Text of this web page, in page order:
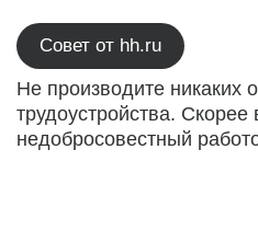
Совет от hh.ru
Не производите никаких
трудоустройства.
недобросовестный